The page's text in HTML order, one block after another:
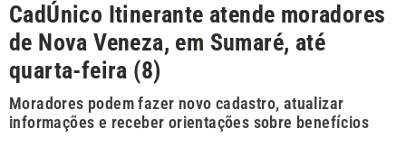
CadÚnico Itinerante atende moradores
de Nova Veneza, em Sumaré, até
quarta-feira (8)
Moradores podem fazer novo cadastro, atualizar
informações e receber orientações sobre benefícios